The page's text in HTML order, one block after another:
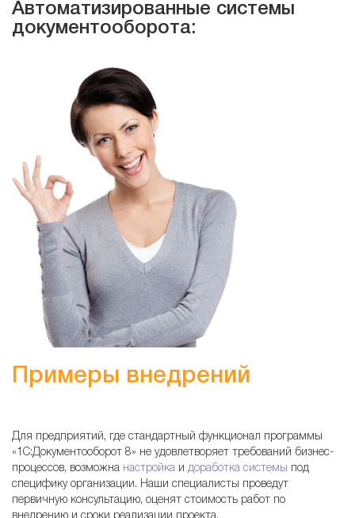
Автоматизированные системы
документооборота:
Примеры внедрений
Для предприятий, где стандартный функционал программы
«1С:Документооборот 8» не удовлетворяет требований бизнес-
процессов, возможна настройка и доработка системы под
специфику организации. Наши специалисты проведут
первичную консультацию, оценят стоимость работ по
внедрению и сроки реализации проекта.